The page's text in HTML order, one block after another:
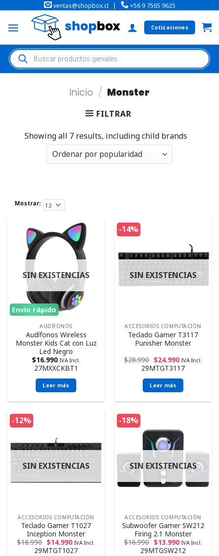
ventas@shopbox.cl | +56 9 7565 9625
Cotizaciones
Inicio / Monster
FILTRAR
Showing all 7 results, including child brands
Mostrar:
Envío rápido
SIN EXISTENCIAS
AUDÍFONOS
Audífonos Wireless
Monster Kids Cat con Luz
Led Negro
$16.990 IVA Incl.
27MXXCKBT1
Leer más
-14%
SIN EXISTENCIAS
ACCESORIOS COMPUTACIÓN
Teclado Gamer T3117
Punisher Monster
$28.990 $24.990 IVA Incl.
29MTGT3117
Leer más
-12%
SIN EXISTENCIAS
ACCESORIOS COMPUTACIÓN
Teclado Gamer T1027
Inception Monster
$16.990 $14.990 IVA Incl.
29MTGT1027
-18%
SIN EXISTENCIAS
ACCESORIOS COMPUTACIÓN
Subwoofer Gamer SW212
Firing 2.1 Monster
$16.990 $13.990 IVA Incl.
29MTGSW212